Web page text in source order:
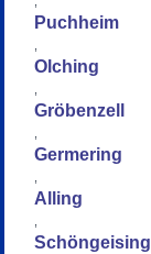
Puchheim
Olching
Gröbenzell
Germering
Alling
Schöngeising